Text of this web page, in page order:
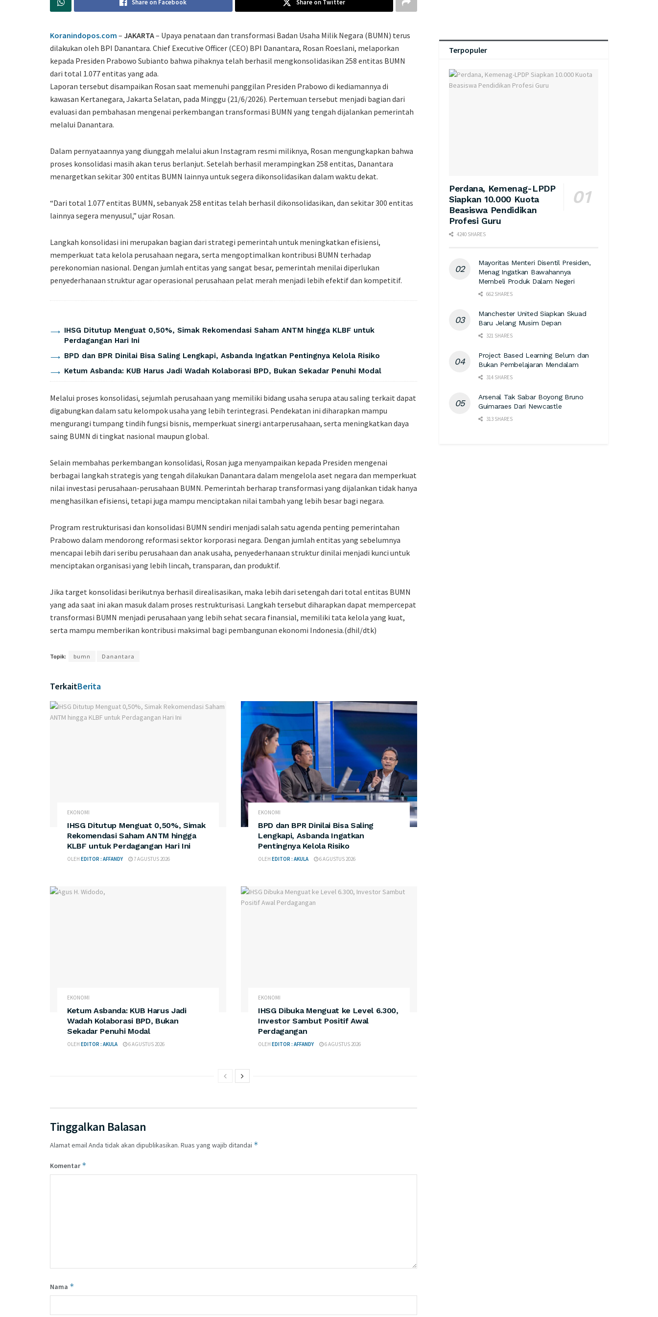
Share on Facebook Share on Twitter
Koranindopos.com – JAKARTA– Upaya penataan dan transformasi Badan Usaha Milik Negara (BUMN) terus
dilakukan oleh BPI Danantara. Chief Executive Officer (CEO) BPI Danantara, Rosan Roeslani, melaporkan
kepada Presiden Prabowo Subianto bahwa pihaknya telah berhasil mengkonsolidasikan 258 entitas BUMN
dari total 1.077 entitas yang ada.
Laporan tersebut disampaikan Rosan saat memenuhi panggilan Presiden Prabowo di kediamannya di
kawasan Kertanegara, Jakarta Selatan, pada Minggu (21/6/2026). Pertemuan tersebut menjadi bagian dari
evaluasi dan pembahasan mengenai perkembangan transformasi BUMN yang tengah dijalankan pemerintah
melalui Danantara.
Dalam pernyataannya yang diunggah melalui akun Instagram resmi miliknya, Rosan mengungkapkan bahwa
proses konsolidasi masih akan terus berlanjut. Setelah berhasil merampingkan 258 entitas, Danantara
menargetkan sekitar 300 entitas BUMN lainnya untuk segera dikonsolidasikan dalam waktu dekat.
“Dari total 1.077 entitas BUMN, sebanyak 258 entitas telah berhasil dikonsolidasikan, dan sekitar 300 entitas
lainnya segera menyusul,” ujar Rosan.
Langkah konsolidasi ini merupakan bagian dari strategi pemerintah untuk meningkatkan efisiensi,
memperkuat tata kelola perusahaan negara, serta mengoptimalkan kontribusi BUMN terhadap
perekonomian nasional. Dengan jumlah entitas yang sangat besar, pemerintah menilai diperlukan
penyederhanaan struktur agar operasional perusahaan pelat merah menjadi lebih efektif dan kompetitif.
IHSG Ditutup Menguat 0,50%, Simak Rekomendasi Saham ANTM hingga KLBF untuk
Perdagangan Hari Ini
BPD dan BPR Dinilai Bisa Saling Lengkapi, Asbanda Ingatkan Pentingnya Kelola Risiko
Ketum Asbanda: KUB Harus Jadi Wadah Kolaborasi BPD, Bukan Sekadar Penuhi Modal
Melalui proses konsolidasi, sejumlah perusahaan yang memiliki bidang usaha serupa atau saling terkait dapat
digabungkan dalam satu kelompok usaha yang lebih terintegrasi. Pendekatan ini diharapkan mampu
mengurangi tumpang tindih fungsi bisnis, memperkuat sinergi antarperusahaan, serta meningkatkan daya
saing BUMN di tingkat nasional maupun global.
Selain membahas perkembangan konsolidasi, Rosan juga menyampaikan kepada Presiden mengenai
berbagai langkah strategis yang tengah dilakukan Danantara dalam mengelola aset negara dan memperkuat
nilai investasi perusahaan-perusahaan BUMN. Pemerintah berharap transformasi yang dijalankan tidak hanya
menghasilkan efisiensi, tetapi juga mampu menciptakan nilai tambah yang lebih besar bagi negara.
Program restrukturisasi dan konsolidasi BUMN sendiri menjadi salah satu agenda penting pemerintahan
Prabowo dalam mendorong reformasi sektor korporasi negara. Dengan jumlah entitas yang sebelumnya
mencapai lebih dari seribu perusahaan dan anak usaha, penyederhanaan struktur dinilai menjadi kunci untuk
menciptakan organisasi yang lebih lincah, transparan, dan produktif.
Jika target konsolidasi berikutnya berhasil direalisasikan, maka lebih dari setengah dari total entitas BUMN
yang ada saat ini akan masuk dalam proses restrukturisasi. Langkah tersebut diharapkan dapat mempercepat
transformasi BUMN menjadi perusahaan yang lebih sehat secara finansial, memiliki tata kelola yang kuat,
serta mampu memberikan kontribusi maksimal bagi pembangunan ekonomi Indonesia.(dhil/dtk)
Topik: bumn Danantara
TerkaitBerita
EKONOMI
IHSG Ditutup Menguat 0,50%, Simak
Rekomendasi Saham ANTM hingga
KLBF untuk Perdagangan Hari Ini
OLEH EDITOR : AFFANDY 7 AGUSTUS 2026
EKONOMI
BPD dan BPR Dinilai Bisa Saling
Lengkapi, Asbanda Ingatkan
Pentingnya Kelola Risiko
OLEH EDITOR : AKULA 6 AGUSTUS 2026
EKONOMI
Ketum Asbanda: KUB Harus Jadi
Wadah Kolaborasi BPD, Bukan
Sekadar Penuhi Modal
OLEH EDITOR : AKULA 6 AGUSTUS 2026
EKONOMI
IHSG Dibuka Menguat ke Level 6.300,
Investor Sambut Positif Awal
Perdagangan
OLEH EDITOR : AFFANDY 6 AGUSTUS 2026
Tinggalkan Balasan
Alamat email Anda tidak akan dipublikasikan. Ruas yang wajib ditandai *
Komentar*
Nama *
Terpopuler
Perdana, Kemenag-LPDP
Siapkan 10.000 Kuota
Beasiswa Pendidikan
Profesi Guru
4240 SHARES
Mayoritas Menteri Disentil Presiden,
Menag Ingatkan Bawahannya
Membeli Produk Dalam Negeri
662 SHARES
Manchester United Siapkan Skuad
Baru Jelang Musim Depan
321 SHARES
Project Based Learning Belum dan
Bukan Pembelajaran Mendalam
314 SHARES
Arsenal Tak Sabar Boyong Bruno
Guimaraes Dari Newcastle
313 SHARES